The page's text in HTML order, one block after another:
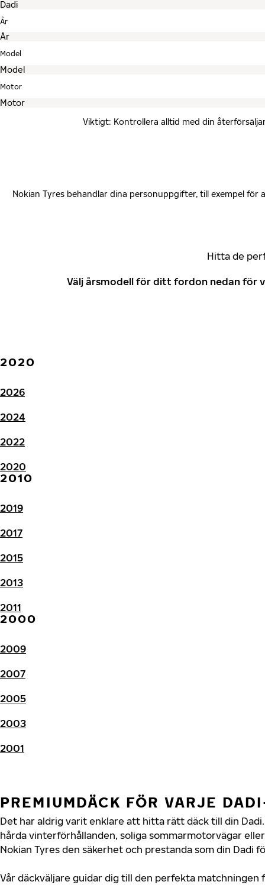
År
Model
Motor
Viktigt: Kontrollera alltid med din
Nokian Tyres behandlar dina personuppgifter, till exempel
Hitta de
Välj årsmodell för ditt fordon nedan för
2020
2026
2024
2022
2020
2010
2019
2017
2015
2013
2011
2000
2009
2007
2005
2003
2001
PREMIUMDÄCK FÖR VARJE
Det har aldrig varit enklare att hitta rätt däck till din
hårda vinterförhållanden, soliga sommarmotorvägar
Nokian Tyres den säkerhet och prestanda som din Dadi
Vår däckväljare guidar dig till den perfekta matchningen